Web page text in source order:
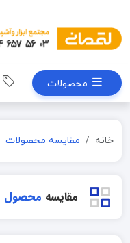
محصولات
خانه مقایسه محصولات
مقایسه محصول